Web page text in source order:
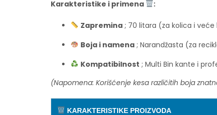
Karakteristike i primena :
Zapremina; 70 litara (za kolica i veće
Boja i namena; Narandžasta (za
Kompatibilnost ; Multi Bin kante i
(Napomena: Korišćenje kesa različitih boja
KARAKTERISTIKE PROIZVODA